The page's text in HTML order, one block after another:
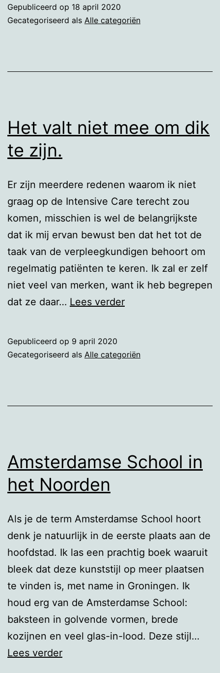
Gepubliceerd op 18 april 2020
Gecategoriseerd als Alle categoriën
Het valt niet mee om dik
te zijn.
Er zijn meerdere redenen waarom ik niet
graag op de Intensive Care terecht zou
komen, misschien is wel de belangrijkste
dat ik mij ervan bewust ben dat het tot de
taak van de verpleegkundigen behoort om
regelmatig patiënten te keren. Ik zal er zelf
niet veel van merken, want ik heb begrepen
dat ze daar… Lees verderHet
mee
Gepubliceerd op 9 april 2020
Gecategoriseerd als Alle categoriën
Amsterdamse School in
het Noorden
Als je de term Amsterdamse School hoort
denk je natuurlijk in de eerste plaats aan de
hoofdstad. Ik las een prachtig boek waaruit
bleek dat deze kunststijl op meer plaatsen
te vinden is, met name in Groningen. Ik
houd erg van de Amsterdamse School:
baksteen in golvende vormen, brede
kozijnen en veel glas-in-lood. Deze stijl…
Lees verderAmsterdamse